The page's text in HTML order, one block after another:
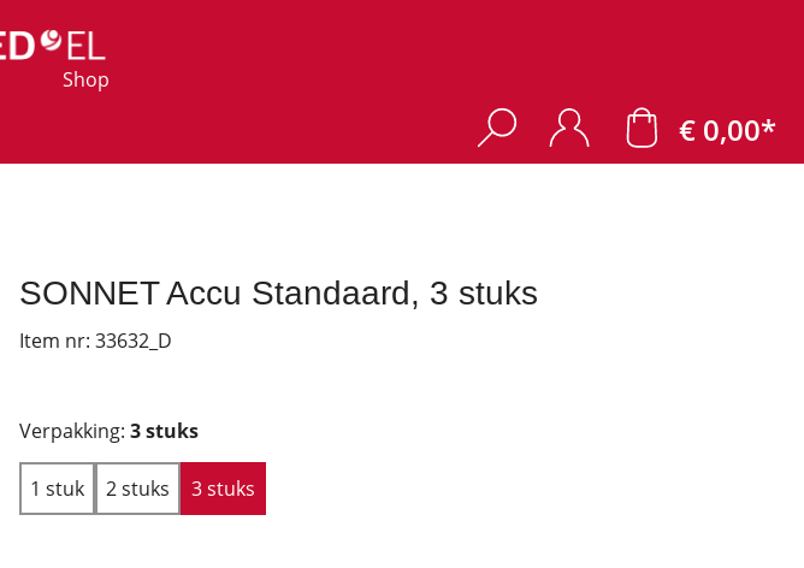
Shop
€ 0,00*
SONNET Accu Standaard, 3 stuks
Item nr: 33632_D
Verpakking: 3 stuks
1 stuk 2 stuks 3 stuks